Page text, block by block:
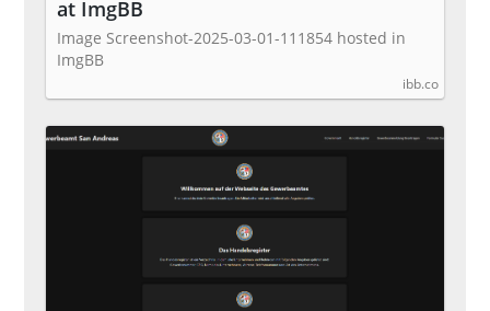
at ImgBB
Image Screenshot-2025-03-01-111854 hosted in
ImgBB
ibb.co